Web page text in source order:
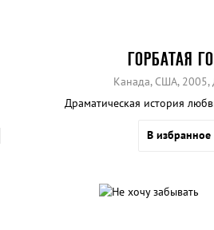
ГОРБАТАЯ
Канада, США, 2005,
Драматическая история
В избранное